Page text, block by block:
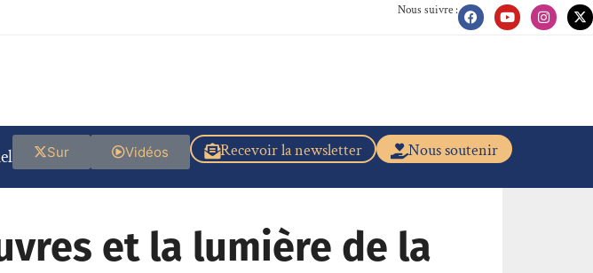
Nous suivre :
Nous soutenir
Recevoir la newsletter
Vidéos
Sur
et la lumière de la